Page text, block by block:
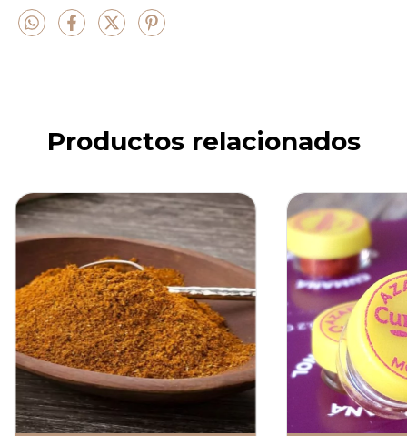
Productos relacionados